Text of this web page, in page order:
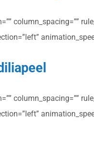
column_spacing=””
column_spacing=””